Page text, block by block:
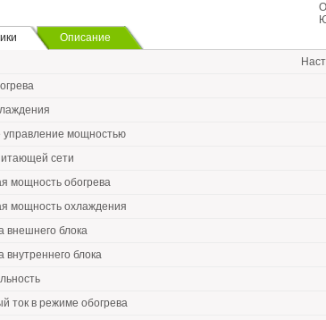
Описание
управление мощностью
сети
мощность обогрева
мощность охлаждения
внешнего блока
внутреннего блока
ток в режиме обогрева